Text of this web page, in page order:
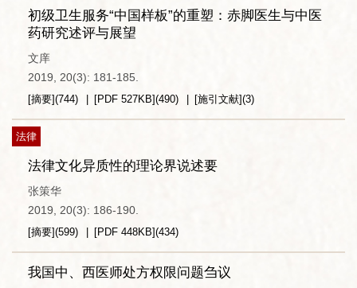
初级卫生服务“中国样板”的重塑：赤脚医生与中医
药研究述评与展望
文庠
2019, 20(3): 181-185.
[摘要](744) [PDF 527KB](490) [施引文献](3)
法律
法律文化异质性的理论界说述要
张策华
2019, 20(3): 186-190.
[摘要](599) [PDF 448KB](434)
我国中、西医师处方权限问题刍议